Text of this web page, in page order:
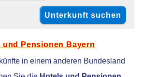
und Pensionen Bayern
in einem anderen Bundesland